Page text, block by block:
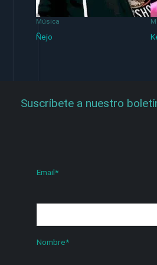
Música
Ñejo
Suscríbete a nuestro
Email*
Nombre*